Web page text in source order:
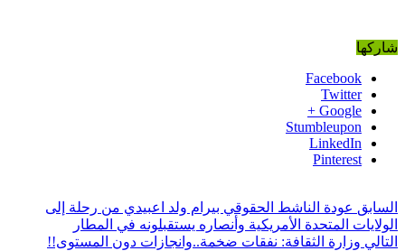
شاركها
Facebook
Twitter
Google +
Stumbleupon
LinkedIn
Pinterest
السابق عودة الناشط الحقوقي بيرام ولد اعبيدي من رحلة إلى
الولايات المتحدة الأمريكية وأنصاره يستقبلونه في المطار
التالي وزارة الثقافة: نفقات ضخمة..وانجازات دون المستوى!!